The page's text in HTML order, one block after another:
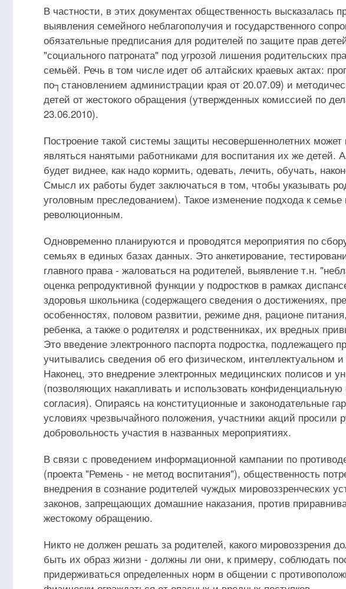
В частности, в этих документах общественность высказалась
выявления семейного неблагополучия и государственного
обязательные предписания для родителей по защите прав
"социального патроната" под угрозой лишения родительских
семьёй. Речь в том числе идет об алтайских краевых актах:
по┐становлением администрации края от 20.07.09) и
детей от жестокого обращения (утвержденных комиссией по
23.06.2010).
Построение такой системы защиты несовершеннолетних может
являться нанятыми работниками для воспитания их же
будет виднее, как надо кормить, одевать, лечить, обучать,
Смысл их работы будет заключаться в том, чтобы указывать
уголовным преследованием). Такое изменение подхода к
революционным.
Одновременно планируются и проводятся мероприятия по
семьях в единых базах данных. Это анкетирование,
главного права - жаловаться на родителей, выявление т.н.
оценка репродуктивной функции у подростков в рамках
здоровья школьника (содержащего сведения о достижениях,
особенностях, половом развитии, режиме дня, рационе
ребенка, а также о родителях и родственниках, их вредных
Это введение электронного паспорта подростка, подлежащего
учитывались сведения об его физическом, интеллектуальном
Наконец, это внедрение электронных медицинских полисов и
(позволяющих накапливать и использовать
согласия). Опираясь на конституционные и законодательные
условиях чрезвычайного положения, участники акций просили
добровольность участия в названных мероприятиях.
В связи с проведением информационной кампании по
(проекта "Ремень - не метод воспитания"), общественность
внедрения в сознание родителей чуждых мировоззренческих
законов, запрещающих домашние наказания, против
жестокому обращению.
Никто не должен решать за родителей, какого мировоззрения
быть их образ жизни - должны ли они, к примеру, соблюдать
придерживаться определенных норм в общении с